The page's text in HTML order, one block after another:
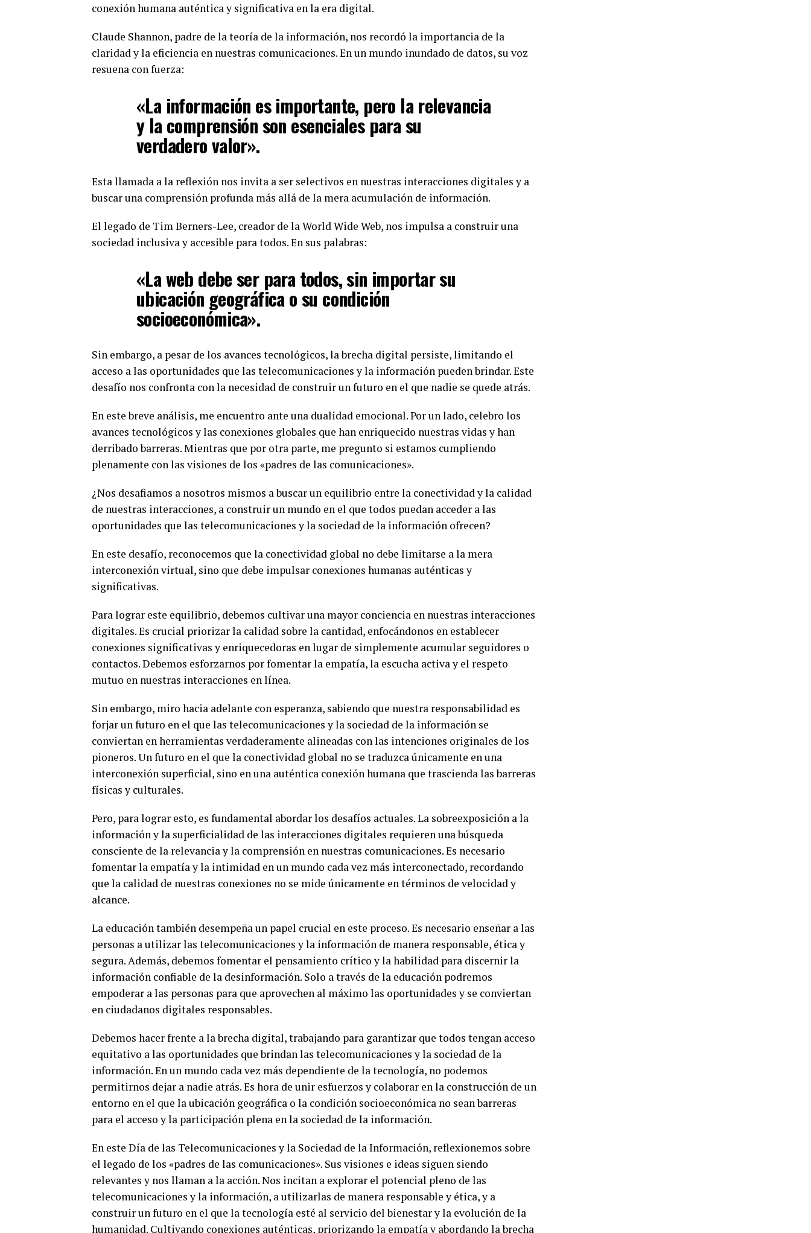
conexión humana auténtica y significativa en la era digital.
Claude Shannon, padre de la teoría de la información, nos recordó la importancia de la
claridad y la eficiencia en nuestras comunicaciones. En un mundo inundado de datos, su voz
resuena con fuerza:
«La información es importante, pero la relevancia
y la comprensión son esenciales para su
verdadero valor».
Esta llamada a la reflexión nos invita a ser selectivos en nuestras interacciones digitales y a
buscar una comprensión profunda más allá de la mera acumulación de información.
El legado de Tim Berners-Lee, creador de la World Wide Web, nos impulsa a construir una
sociedad inclusiva y accesible para todos. En sus palabras:
«La web debe ser para todos, sin importar su
ubicación geográfica o su condición
socioeconómica».
Sin embargo, a pesar de los avances tecnológicos, la brecha digital persiste, limitando el
acceso a las oportunidades que las telecomunicaciones y la información pueden brindar. Este
desafío nos confronta con la necesidad de construir un futuro en el que nadie se quede atrás.
En este breve análisis, me encuentro ante una dualidad emocional. Por un lado, celebro los
avances tecnológicos y las conexiones globales que han enriquecido nuestras vidas y han
derribado barreras. Mientras que por otra parte, me pregunto si estamos cumpliendo
plenamente con las visiones de los «padres de las comunicaciones».
¿Nos desafiamos a nosotros mismos a buscar un equilibrio entre la conectividad y la calidad
de nuestras interacciones, a construir un mundo en el que todos puedan acceder a las
oportunidades que las telecomunicaciones y la sociedad de la información ofrecen?
En este desafío, reconocemos que la conectividad global no debe limitarse a la mera
interconexión virtual, sino que debe impulsar conexiones humanas auténticas y
significativas.
Para lograr este equilibrio, debemos cultivar una mayor conciencia en nuestras interacciones
digitales. Es crucial priorizar la calidad sobre la cantidad, enfocándonos en establecer
conexiones significativas y enriquecedoras en lugar de simplemente acumular seguidores o
contactos. Debemos esforzarnos por fomentar la empatía, la escucha activa y el respeto
mutuo en nuestras interacciones en línea.
Sin embargo, miro hacia adelante con esperanza, sabiendo que nuestra responsabilidad es
forjar un futuro en el que las telecomunicaciones y la sociedad de la información se
conviertan en herramientas verdaderamente alineadas con las intenciones originales de los
pioneros. Un futuro en el que la conectividad global no se traduzca únicamente en una
interconexión superficial, sino en una auténtica conexión humana que trascienda las barreras
físicas y culturales.
Pero, para lograr esto, es fundamental abordar los desafíos actuales. La sobreexposición a la
información y la superficialidad de las interacciones digitales requieren una búsqueda
consciente de la relevancia y la comprensión en nuestras comunicaciones. Es necesario
fomentar la empatía y la intimidad en un mundo cada vez más interconectado, recordando
que la calidad de nuestras conexiones no se mide únicamente en términos de velocidad y
alcance.
La educación también desempeña un papel crucial en este proceso. Es necesario enseñar a las
personas a utilizar las telecomunicaciones y la información de manera responsable, ética y
segura. Además, debemos fomentar el pensamiento crítico y la habilidad para discernir la
información confiable de la desinformación. Solo a través de la educación podremos
empoderar a las personas para que aprovechen al máximo las oportunidades y se conviertan
en ciudadanos digitales responsables.
Debemos hacer frente a la brecha digital, trabajando para garantizar que todos tengan acceso
equitativo a las oportunidades que brindan las telecomunicaciones y la sociedad de la
información. En un mundo cada vez más dependiente de la tecnología, no podemos
permitirnos dejar a nadie atrás. Es hora de unir esfuerzos y colaborar en la construcción de un
entorno en el que la ubicación geográfica o la condición socioeconómica no sean barreras
para el acceso y la participación plena en la sociedad de la información.
En este Día de las Telecomunicaciones y la Sociedad de la Información, reflexionemos sobre
el legado de los «padres de las comunicaciones». Sus visiones e ideas siguen siendo
relevantes y nos llaman a la acción. Nos incitan a explorar el potencial pleno de las
telecomunicaciones y la información, a utilizarlas de manera responsable y ética, y a
construir un futuro en el que la tecnología esté al servicio del bienestar y la evolución de la
humanidad. Cultivando conexiones auténticas, priorizando la empatía y abordando la brecha